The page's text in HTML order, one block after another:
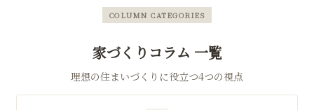
COLUMN CATEGORIES
家づくりコラム 一覧
理想の住まいづくりに役立つ4つの視点